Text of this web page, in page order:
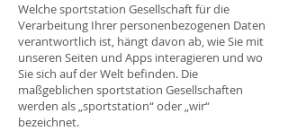
Welche sportstation Gesellschaft für die
Verarbeitung Ihrer personenbezogenen Daten
verantwortlich ist, hängt davon ab, wie Sie mit
unseren Seiten und Apps interagieren und wo
Sie sich auf der Welt befinden. Die
maßgeblichen sportstation Gesellschaften
werden als „sportstation“ oder „wir“
bezeichnet.